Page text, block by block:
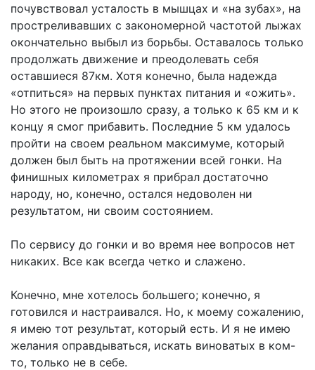
почувствовал усталость в мышцах и «на зубах», на
простреливавших с закономерной частотой лыжах
окончательно выбыл из борьбы. Оставалось только
продолжать движение и преодолевать себя
оставшиеся 87км. Хотя конечно, была надежда
«отпиться» на первых пунктах питания и «ожить».
Но этого не произошло сразу, а только к 65 км и к
концу я смог прибавить. Последние 5 км удалось
пройти на своем реальном максимуме, который
должен был быть на протяжении всей гонки. На
финишных километрах я прибрал достаточно
народу, но, конечно, остался недоволен ни
результатом, ни своим состоянием.
По сервису до гонки и во время нее вопросов нет
никаких. Все как всегда четко и слажено.
Конечно, мне хотелось большего; конечно, я
готовился и настраивался. Но, к моему сожалению,
я имею тот результат, который есть. И я не имею
желания оправдываться, искать виноватых в ком-
то, только не в себе.